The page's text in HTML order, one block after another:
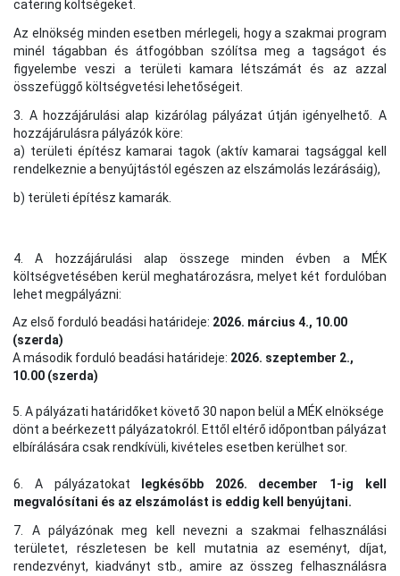
catering költségeket.
Az elnökség minden esetben mérlegeli, hogy a szakmai program
minél tágabban és átfogóbban szólítsa meg a tagságot és
figyelembe veszi a területi kamara létszámát és az azzal
összefüggő költségvetési lehetőségeit.
3. A hozzájárulási alap kizárólag pályázat útján igényelhető. A
hozzájárulásra pályázók köre:
a) területi építész kamarai tagok (aktív kamarai tagsággal kell
rendelkeznie a benyújtástól egészen az elszámolás lezárásáig),
b) területi építész kamarák.
4. A hozzájárulási alap összege minden évben a MÉK
költségvetésében kerül meghatározásra, melyet két fordulóban
lehet megpályázni:
Az első forduló beadási határideje: 2026. március 4., 10.00
(szerda)
A második forduló beadási határideje: 2026. szeptember 2.,
10.00 (szerda)
5. A pályázati határidőket követő 30 napon belül a MÉK elnöksége
dönt a beérkezett pályázatokról. Ettől eltérő időpontban pályázat
elbírálására csak rendkívüli, kivételes esetben kerülhet sor.
6. A pályázatokat
legkésőbb 2026. december 1-ig kell
megvalósítani és az elszámolást is eddig kell benyújtani.
7. A pályázónak meg kell nevezni a szakmai felhasználási
területet, részletesen be kell mutatnia az eseményt, díjat,
rendezvényt, kiadványt stb., amire az összeg felhasználásra